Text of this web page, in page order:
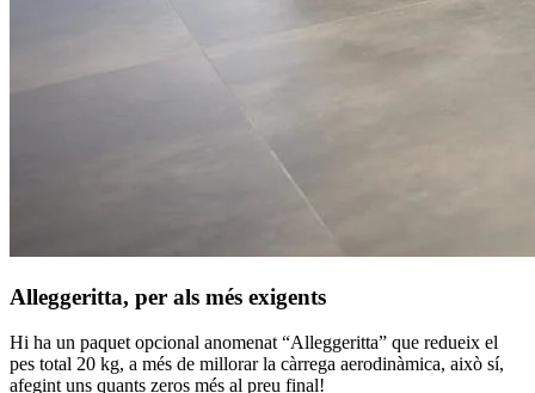
Alleggeritta, per als més exigents
Hi ha un paquet opcional anomenat “Alleggeritta” que redueix el
pes total 20 kg, a més de millorar la càrrega aerodinàmica, això sí,
afegint uns quants zeros més al preu final!